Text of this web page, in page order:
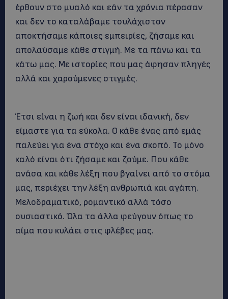
έρθουν στο μυαλό και εάν τα χρόνια πέρασαν
και δεν το καταλάβαμε τουλάχιστον
αποκτήσαμε κάποιες εμπειρίες, ζήσαμε και
απολαύσαμε κάθε στιγμή. Με τα πάνω και τα
κάτω μας. Με ιστορίες που μας άφησαν πληγές
αλλά και χαρούμενες στιγμές.
Έτσι είναι η ζωή και δεν είναι ιδανική, δεν
είμαστε για τα εύκολα. Ο κάθε ένας από εμάς
παλεύει για ένα στόχο και ένα σκοπό. Το μόνο
καλό είναι ότι ζήσαμε και ζούμε. Που κάθε
ανάσα και κάθε λέξη που βγαίνει από το στόμα
μας, περιέχει την λέξη ανθρωπιά και αγάπη.
Μελοδραματικό, ρομαντικό αλλά τόσο
ουσιαστικό. Όλα τα άλλα φεύγουν όπως το
αίμα που κυλάει στις φλέβες μας.